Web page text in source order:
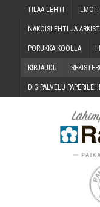
TILAA LEH­TI
NÄKÖIS­LEH­TI JA
PORUK­KA KOOLLA
KIR­JAU­DU
DIGI­PAL­VE­LU